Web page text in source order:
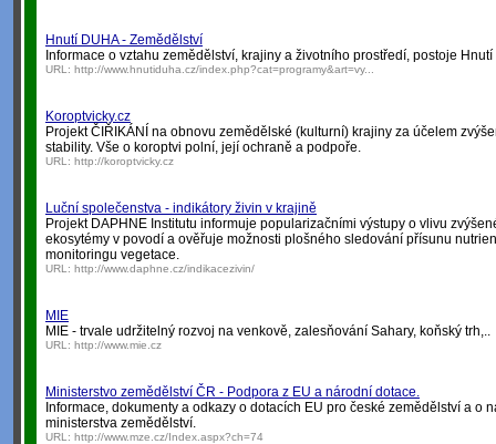
Hnutí DUHA - Zemědělství
Informace o vztahu zemědělství, krajiny a životního prostředí, postoje
URL: http://www.hnutiduha.cz/index.php?cat=programy&art=vy...
Koroptvicky.cz
Projekt ČIŘIKÁNÍ na obnovu zemědělské (kulturní) krajiny za účelem
stability. Vše o koroptvi polní, její ochraně a podpoře.
URL: http://koroptvicky.cz
Luční společenstva - indikátory živin v krajině
Projekt DAPHNE Institutu informuje popularizačními výstupy o vlivu
ekosytémy v povodí a ověřuje možnosti plošného sledování přísunu
monitoringu vegetace.
URL: http://www.daphne.cz/indikacezivin/
MIE
MIE - trvale udržitelný rozvoj na venkově, zalesňování Sahary, koňský trh,..
URL: http://www.mie.cz
Ministerstvo zemědělství ČR - Podpora z EU a národní dotace.
Informace, dokumenty a odkazy o dotacích EU pro české zemědělství a o
ministerstva zemědělství.
URL: http://www.mze.cz/Index.aspx?ch=74